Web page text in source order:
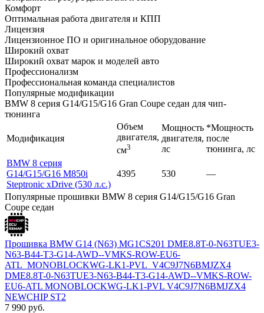
Комфорт
Оптимальная работа двигателя и КПП
Лицензия
Лицензионное ПО и оригинальное оборудование
Широкий охват
Широкий охват марок и моделей авто
Профессионализм
Профессиональная команда специалистов
Популярные модификации
BMW 8 серия G14/G15/G16 Gran Coupe седан для чип-
тюнинга
Модификация
Объем
двигателя,
см3
Мощность
двигателя,
лс
*Мощность
после
тюнинга, лс
BMW 8 серия
G14/G15/G16 M850i
Steptronic xDrive (530 л.с.)
4395 530 —
Популярные прошивки BMW 8 серия G14/G15/G16 Gran
Coupe седан
Прошивка BMW G14 (N63) MG1CS201 DME8.8T-0-N63TUE3-
N63-B44-T3-G14-AWD--VMKS-ROW-EU6-
ATL_MONOBLOCKWG-LK1-PVL_V4C9J7N6BMJZX4
DME8.8T-0-N63TUE3-N63-B44-T3-G14-AWD--VMKS-ROW-
EU6-ATL MONOBLOCKWG-LK1-PVL V4C9J7N6BMJZX4
NEWCHIP ST2
7 990 руб.